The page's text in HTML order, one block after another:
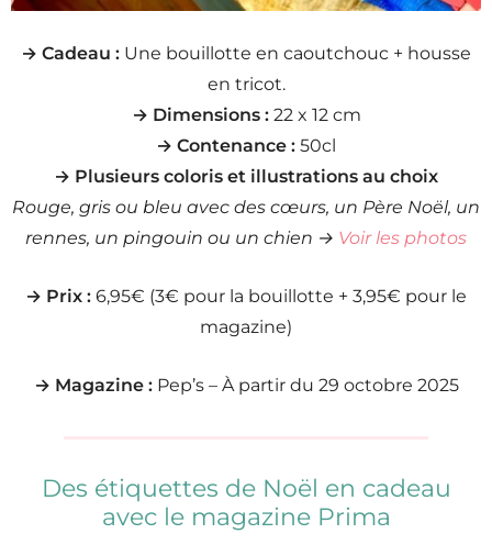
→ Cadeau : Une bouillotte en caoutchouc + housse
en tricot.
→ Dimensions :22 x 12 cm
→ Contenance : 50cl
→ Plusieurs coloris et illustrations au choix
Rouge, gris ou bleu avec des cœurs, un Père Noël, un
rennes, un pingouin ou un chien → Voir les photos
→ Prix : 6,95€ (3€ pour la bouillotte + 3,95€ pour le
magazine)
→ Magazine :Pep’s – À partir du 29 octobre 2025
Des étiquettes de Noël en cadeau
avec le magazine Prima